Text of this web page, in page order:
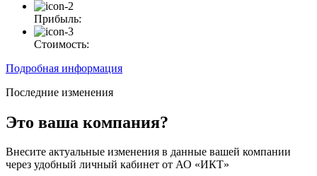
Прибыль:
Стоимость:
Подробная информация
Последние изменения
Это ваша компания?
Внесите актуальные изменения в данные вашей компании
через удобный личный кабинет от АО «ИКТ»